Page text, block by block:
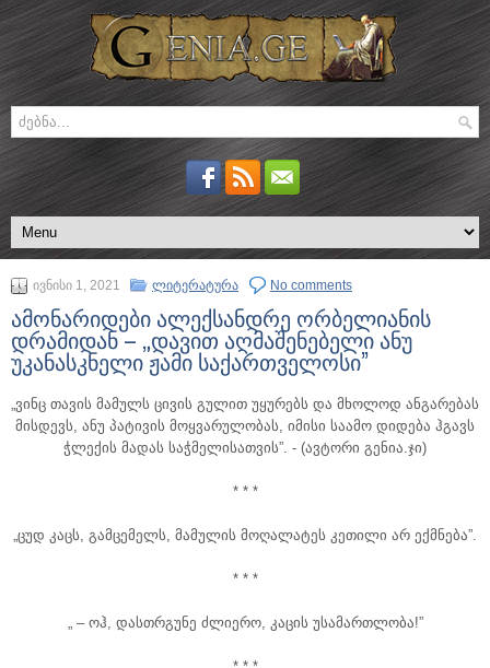
ივნისი 1, 2021 ლიტერატურა No comments
ამონარიდები ალექსანდრე ორბელიანის
დრამიდან – „დავით აღმაშენებელი ანუ
უკანასკნელი ჟამი საქართველოსი”
„ვინც თავის მამულს ცივის გულით უყურებს და მხოლოდ ანგარებას
მისდევს, ანუ პატივის მოყვარულობას, იმისი საამო დიდება ჰგავს
ჭლექის მადას საჭმელისათვის”. - (ავტორი გენია.ჯი)
* * *
„ცუდ კაცს, გამცემელს, მამულის მოღალატეს კეთილი არ ექმნება”.
* * *
„ – ოჰ, დასთრგუნე ძლიერო, კაცის უსამართლობა!”